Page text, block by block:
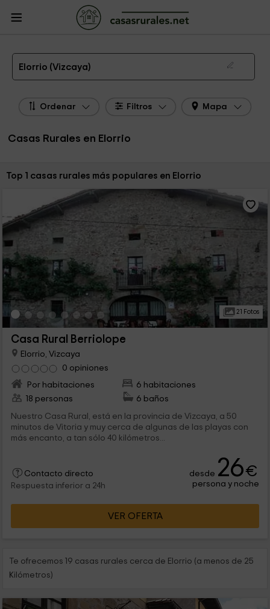
Casas Rurales
Vizcaya
Casas Rurales Elorrio
Las 1 mejores casas rurales en Elorrio de 2026
Elorrio (Vizcaya)
Ordenar Filtros Mapa
Casas Rurales en Elorrio
Ordenar por:
Top 1 casas rurales más populares en Elorrio
21 Fotos
Casa Rural Berriolope
Elorrio, Vizcaya
0 opiniones
Por habitaciones
6 habitaciones
18 personas
6 baños
Nuestro Casa Rural, está en la provincia de Vizcaya, a 50
minutos de Vitoria y muy cerca de algunas de las playas con
más encanto, a tan sólo 40 kilómetros...
Contacto directo
Respuesta inferior a 24h
desde 26€
persona y noche
VER OFERTA
Te ofrecemos 19 casas rurales cerca de Elorrio (a menos de 25
Kilómetros)